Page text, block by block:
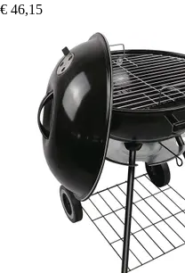
€ 46,15